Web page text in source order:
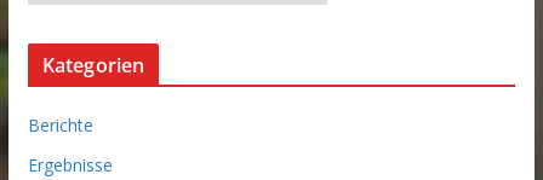
r
c
v
Kategorien
Berichte
Ergebnisse